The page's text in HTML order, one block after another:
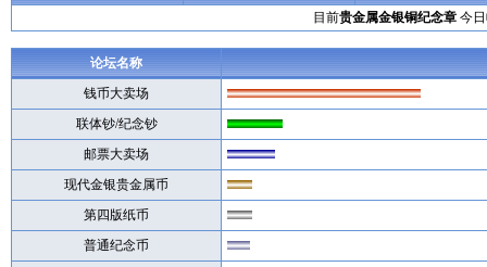
目前贵金属金银铜纪念章今日
论坛名称
钱币大卖场
联体钞/纪念钞
邮票大卖场
现代金银贵金属币
第四版纸币
普通纪念币